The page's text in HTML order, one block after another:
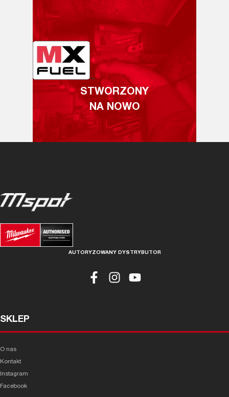
STWORZONY
NA NOWO
AUTORYZOWANY DYSTRYBUTOR
SKLEP
O nas
Kontakt
Instagram
Facebook